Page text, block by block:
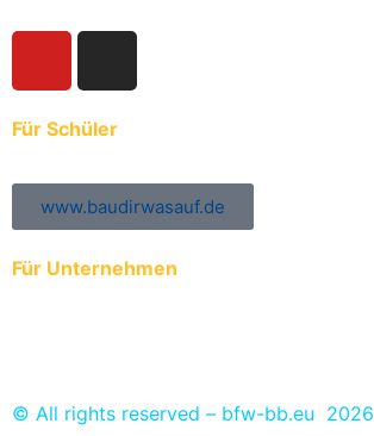
Für Schüler
www.baudirwasauf.de
Für Unternehmen
© All rights reserved – bfw-bb.eu 2026